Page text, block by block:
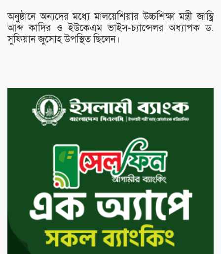
অনুষ্ঠানে অন্যদের মধ্যে মালয়েশিয়ার উচ্চশিক্ষা মন্ত্রী জাম্ব্রি
আব্দ কাদির ও ইউকেএম ভাইস-চ্যান্সেলর অধ্যাপক ড.
সুফিয়ান জুসোহ উপস্থিত ছিলেন।